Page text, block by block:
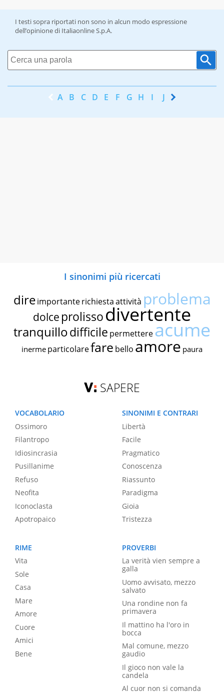
I testi sopra riportati non sono in alcun modo espressione
dell’opinione di Italiaonline S.p.A.
A B C D E F G H I J K
I sinonimi più ricercati
dire importante richiestaattività problema
dolce prolissodivertente
tranquillodifficile permettereacume
inerme particolarefare bello amore paura
SAPERE
VOCABOLARIO
Ossimoro
Filantropo
Idiosincrasia
Pusillanime
Refuso
Neofita
Iconoclasta
Apotropaico
SINONIMI E CONTRARI
Libertà
Facile
Pragmatico
Conoscenza
Riassunto
Paradigma
Gioia
Tristezza
RIME
Vita
Sole
Casa
Mare
Amore
Cuore
Amici
Bene
PROVERBI
La verità vien sempre a
galla
Uomo avvisato, mezzo
salvato
Una rondine non fa
primavera
Il mattino ha l'oro in
bocca
Mal comune, mezzo
gaudio
Il gioco non vale la
candela
Al cuor non si comanda